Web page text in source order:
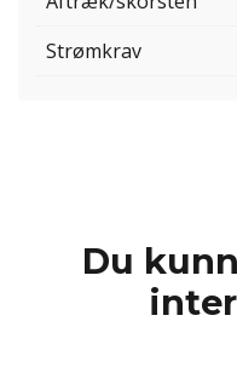
Strømkrav
Du